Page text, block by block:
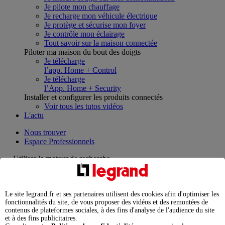
Je pilote mon chauffage
Je recharge mon véhicule électrique
Je protège et sécurise mon foyer
Je contrôle mon éclairage
Tout savoir sur la maison connectée
Piloter ma maison du bout des doigts
Je télécharge
l’app. Home + Control
Je télécharge
l’App. Home + Security
Installer et configurer les produits connectés
Voir tous les tutos vidéos
L'actu
Nous trouver
Espace Professionnels
Utiliser le moteur de recherche
chargement en cours...
Nous n'avons pas pu charger les résultats de votre recherche
Produits professionnels
Le site legrand.fr et ses partenaires utilisent des cookies afin d'optimiser les
fonctionnalités du site, de vous proposer des vidéos et des remontées de
contenus de plateformes sociales, à des fins d'analyse de l'audience du site
et à des fins publicitaires.